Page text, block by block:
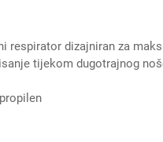
respirator dizajniran za
tijekom dugotrajnog